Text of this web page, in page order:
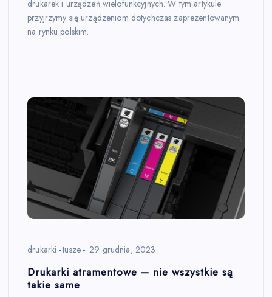
drukarek i urządzeń wielofunkcyjnych. W tym artykule
przyjrzymy się urządzeniom dotychczas zaprezentowanym
na rynku polskim.
drukarki tusze 29 grudnia, 2023
Drukarki atramentowe – nie wszystkie są
takie same